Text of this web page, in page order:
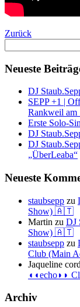
Zurück
nach:
Neueste
DJ
SEPP +1 |
Rankweil am
Erste Solo-
DJ
DJ
„ÜberLeaba“
Neueste
staubsepp zu
Show) 🇦🇹
Martin zu DJ
Show) 🇦🇹
staubsepp zu
Club (Main
Jaqueline
◖◖echo◗◗
Archiv